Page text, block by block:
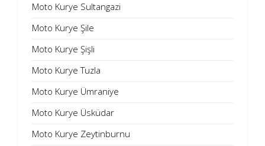
Moto Kurye Sultangazi
Moto Kurye Şile
Moto Kurye Şişli
Moto Kurye Tuzla
Moto Kurye Ümraniye
Moto Kurye Üsküdar
Moto Kurye Zeytinburnu